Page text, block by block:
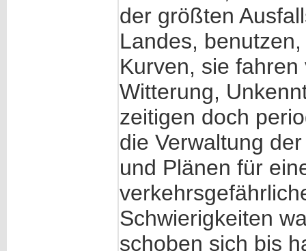
der größten
Landes,
Kurven, sie
Witterung,
zeitigen doch
die Verwaltung
und Plänen für
Schwierigkeiten
schoben sich bis